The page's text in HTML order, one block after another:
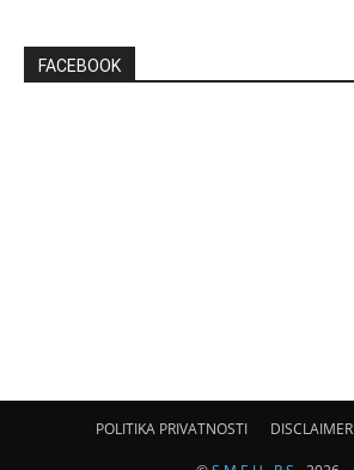
FACEBOOK
POLITIKA PRIVATNOSTI DISCLAIMER